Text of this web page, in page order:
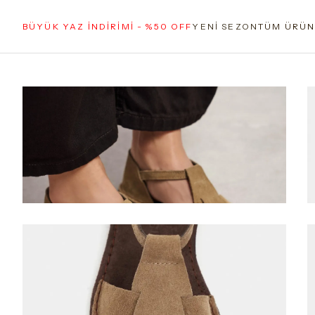
BÜYÜK YAZ İNDİRİMİ - %50 OFF YENİ SEZONTÜM